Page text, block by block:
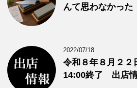
んて思わなかった
2022/07/18
令和８年８月２
14:00終了 出店